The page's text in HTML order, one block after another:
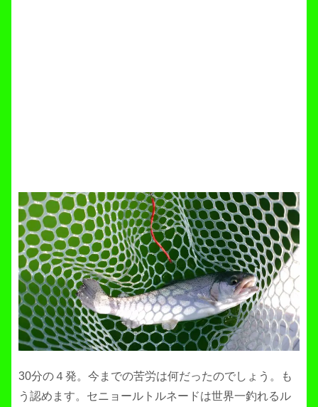
30分の４発。今までの苦労は何だったのでしょう。も
う認めます。セニョールトルネードは世界一釣れるル